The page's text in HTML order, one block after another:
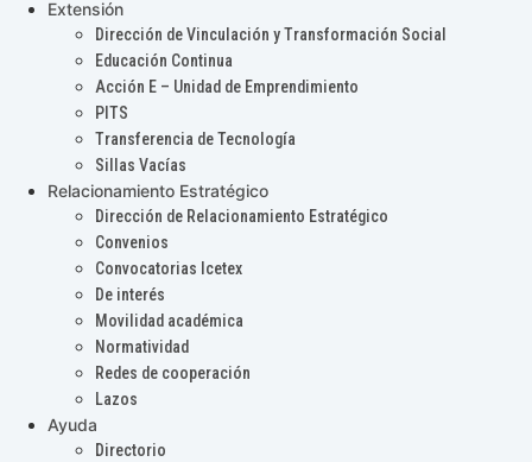
Extensión
Dirección de Vinculación y Transformación Social
Educación Continua
Acción E – Unidad de Emprendimiento
PITS
Transferencia de Tecnología
Sillas Vacías
Relacionamiento Estratégico
Dirección de Relacionamiento Estratégico
Convenios
Convocatorias Icetex
De interés
Movilidad académica
Normatividad
Redes de cooperación
Lazos
Ayuda
Directorio